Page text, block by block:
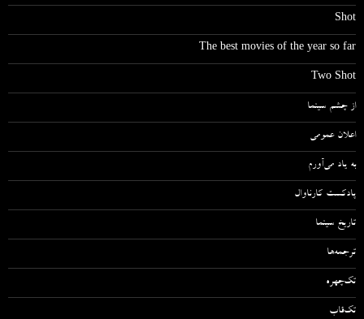
Shot
The best movies of the year so far
Two Shot
از چشم سینما
اعلان عمومی
به یاد می‌آورم
پادکست کارناوال
تاریخ سینما
ترجمه‌ها
تک‌چهره
تک‌قاب